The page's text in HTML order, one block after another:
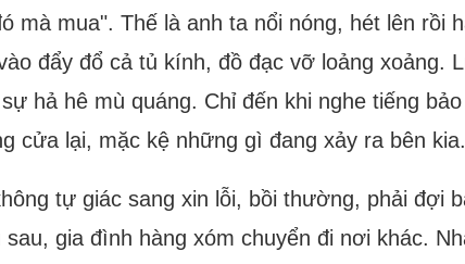
mà mua". Thế là anh ta nổi nóng, hét lên rồi
đẩy đổ cả tủ kính, đồ đạc vỡ loảng xoảng.
hả hê mù quáng. Chỉ đến khi nghe tiếng
cửa lại, mặc kệ những gì đang xảy ra bên kia.
tự giác sang xin lỗi, bồi thường, phải đợi
gia đình hàng xóm chuyển đi nơi khác.